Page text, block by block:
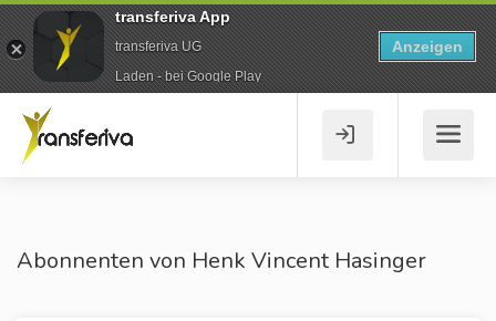
Abonnenten von Henk Vincent Hasinger
transferiva App
transferiva UG
Laden - bei Google Play
Anzeigen